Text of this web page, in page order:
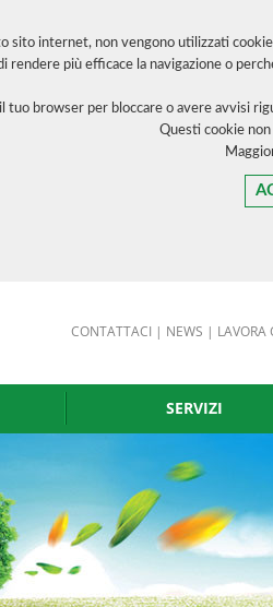
CONTATTACI | NEWS | LAVORA
sito internet, non vengono utilizzati
rendere più efficace la navigazione o
tuo browser per bloccare o avere avvisi
Questi cookie
SERVIZI